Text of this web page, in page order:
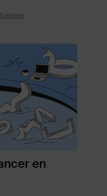
en